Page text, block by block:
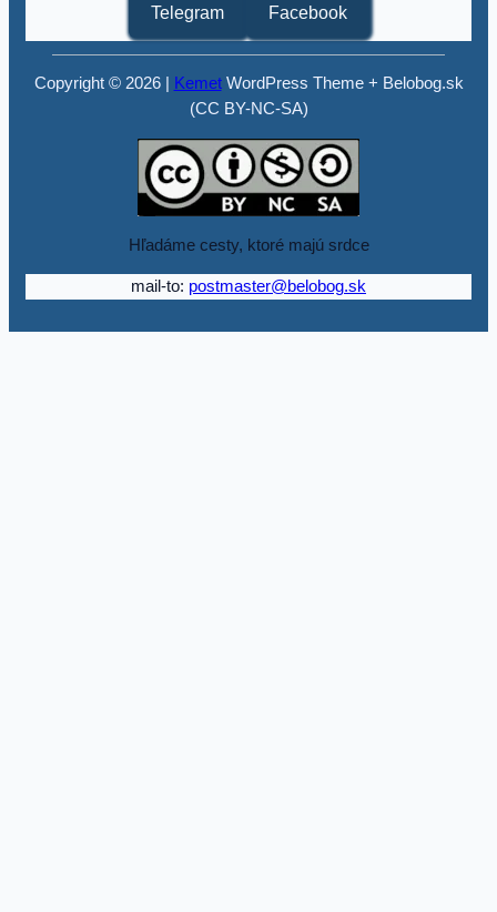
Telegram Facebook
Copyright © 2026 | KemetWordPress Theme + Belobog.sk
(CC BY-NC-SA)
Hľadáme cesty, ktoré majú srdce
mail-to: postmaster@belobog.sk